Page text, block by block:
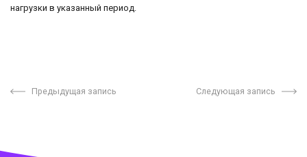
нагрузки в указанный период.
Предыдущая запись Следующая запись